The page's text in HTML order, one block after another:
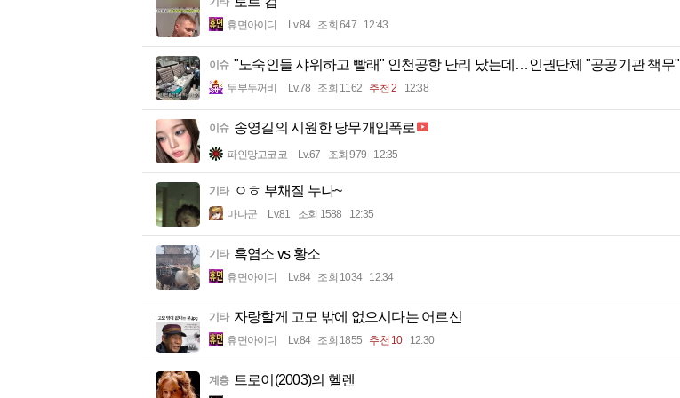
휴면아이디 Lv.84 조회 647 12:43
이슈 "노숙인들 샤워하고 빨래" 인천공항 난리 났는데…인권단체 "공공기관 책무"
두부두꺼비 Lv.78 조회 1162 추천 2 12:38
이슈 송영길의 시원한 당무개입폭로
파인망고코코 Lv.67 조회 979 12:35
기타 ㅇㅎ 부채질 누나~
마나군 Lv.81 조회 1588 12:35
기타 흑염소 vs 황소
휴면아이디 Lv.84 조회 1034 12:34
기타 자랑할게 고모 밖에 없으시다는 어르신
휴면아이디 Lv.84 조회 1855 추천 10 12:30
계층 트로이(2003)의 헬렌